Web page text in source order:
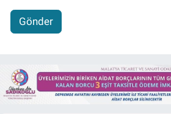
Gönder